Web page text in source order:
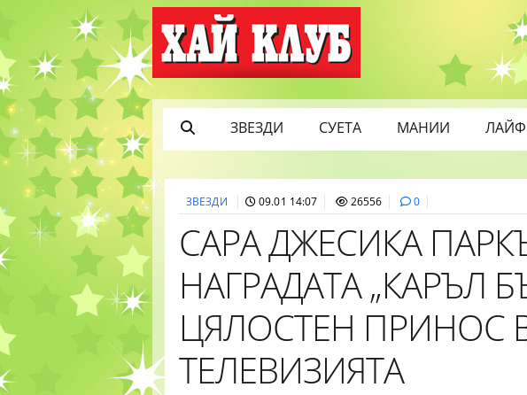
ЗВЕЗДИ СУЕТА МАНИИ ЛАЙФ
ЗВЕЗДИ 09.01 14:07 26556 0
САРА ДЖЕСИКА
НАГРАДАТА „КАРЪЛ
ЦЯЛОСТЕН ПРИНОС
ТЕЛЕВИЗИЯТА